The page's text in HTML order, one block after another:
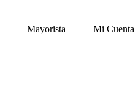
Mayorista Mi Cuenta